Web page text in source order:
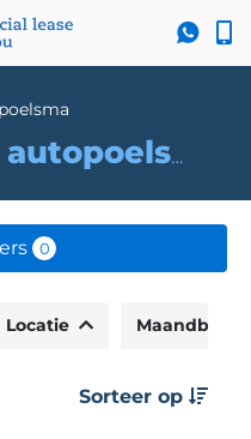
autopoelsma
0
Locatie
Sorteer op